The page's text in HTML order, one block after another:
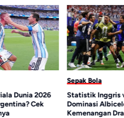
Dunia 2026
Cek
Sepak Bola
Statistik Inggris
Dominasi
Kemenangan